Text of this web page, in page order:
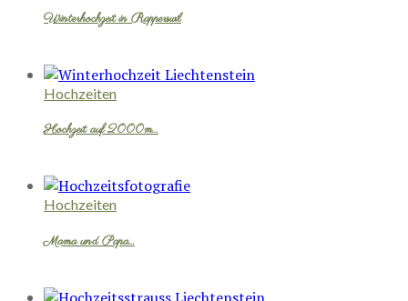
Winterhochzeit in Rapperswil
Hochzeiten
Hochzeit auf 2000m…
Hochzeiten
Mama und Papa…